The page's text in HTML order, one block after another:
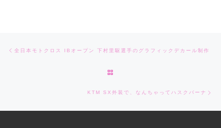
Post navigation
全日本モトクロス IBオープン 下村里駆選手のグラフィックデカール制作
KTM SX外装で、なんちゃってハスクバーナ